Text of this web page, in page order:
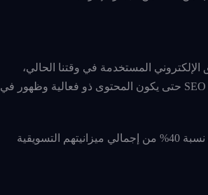
المستخدمة في وقتنا الحالي،
وحتى ينجح التسويق بالمحتوى يجب أن يكون جنباً إلى جنب صناعة المحتوى المتوافق مع معايير السيو SEO حتى يكون المحتوى ذو فعالية وظهور في
وأظهرت الأرقام والاحصائيات بأن المسوقين الأكثر نجاحًا في التسويق الالكتروني عبر الإنترنت ينفقون نسبة 40% من إجمالي ميزانيتهم ​​التسويقية